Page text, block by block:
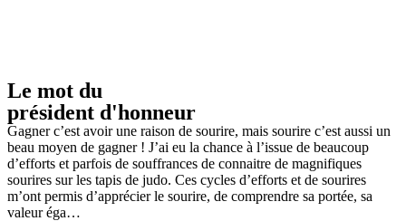
Le mot du
président d'honneur
Gagner c’est avoir une raison de sourire, mais sourire c’est aussi un
beau moyen de gagner ! J’ai eu la chance à l’issue de beaucoup
d’efforts et parfois de souffrances de connaitre de magnifiques
sourires sur les tapis de judo. Ces cycles d’efforts et de sourires
m’ont permis d’apprécier le sourire, de comprendre sa portée, sa
valeur éga…